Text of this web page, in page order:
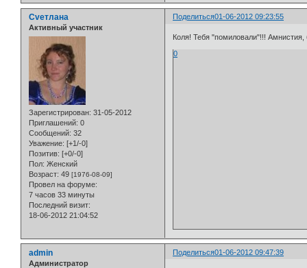
Поделиться01-06-2012 09:23:55
Cveтлана
Активный участник
Зарегистрирован: 31-05-2012
Приглашений: 0
Сообщений: 32
Уважение: [+1/-0]
Позитив: [+0/-0]
Пол: Женский
Возраст: 49 [1976-08-09]
Провел на форуме:
7 часов 33 минуты
Последний визит:
18-06-2012 21:04:52
Коля! Тебя "помиловали"!!! Амнистия,
0
Поделиться01-06-2012 09:47:39
admin
Администратор